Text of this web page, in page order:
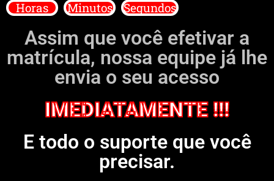
Horas Minutos Segundos
Assim que você efetivar a
matrícula, nossa equipe já lhe
envia o seu acesso
IMEDIATAMENTE !!!
E todo o suporte que você
precisar.